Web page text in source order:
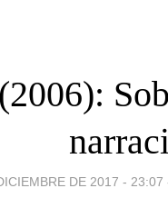
DE 2017 - 23:07